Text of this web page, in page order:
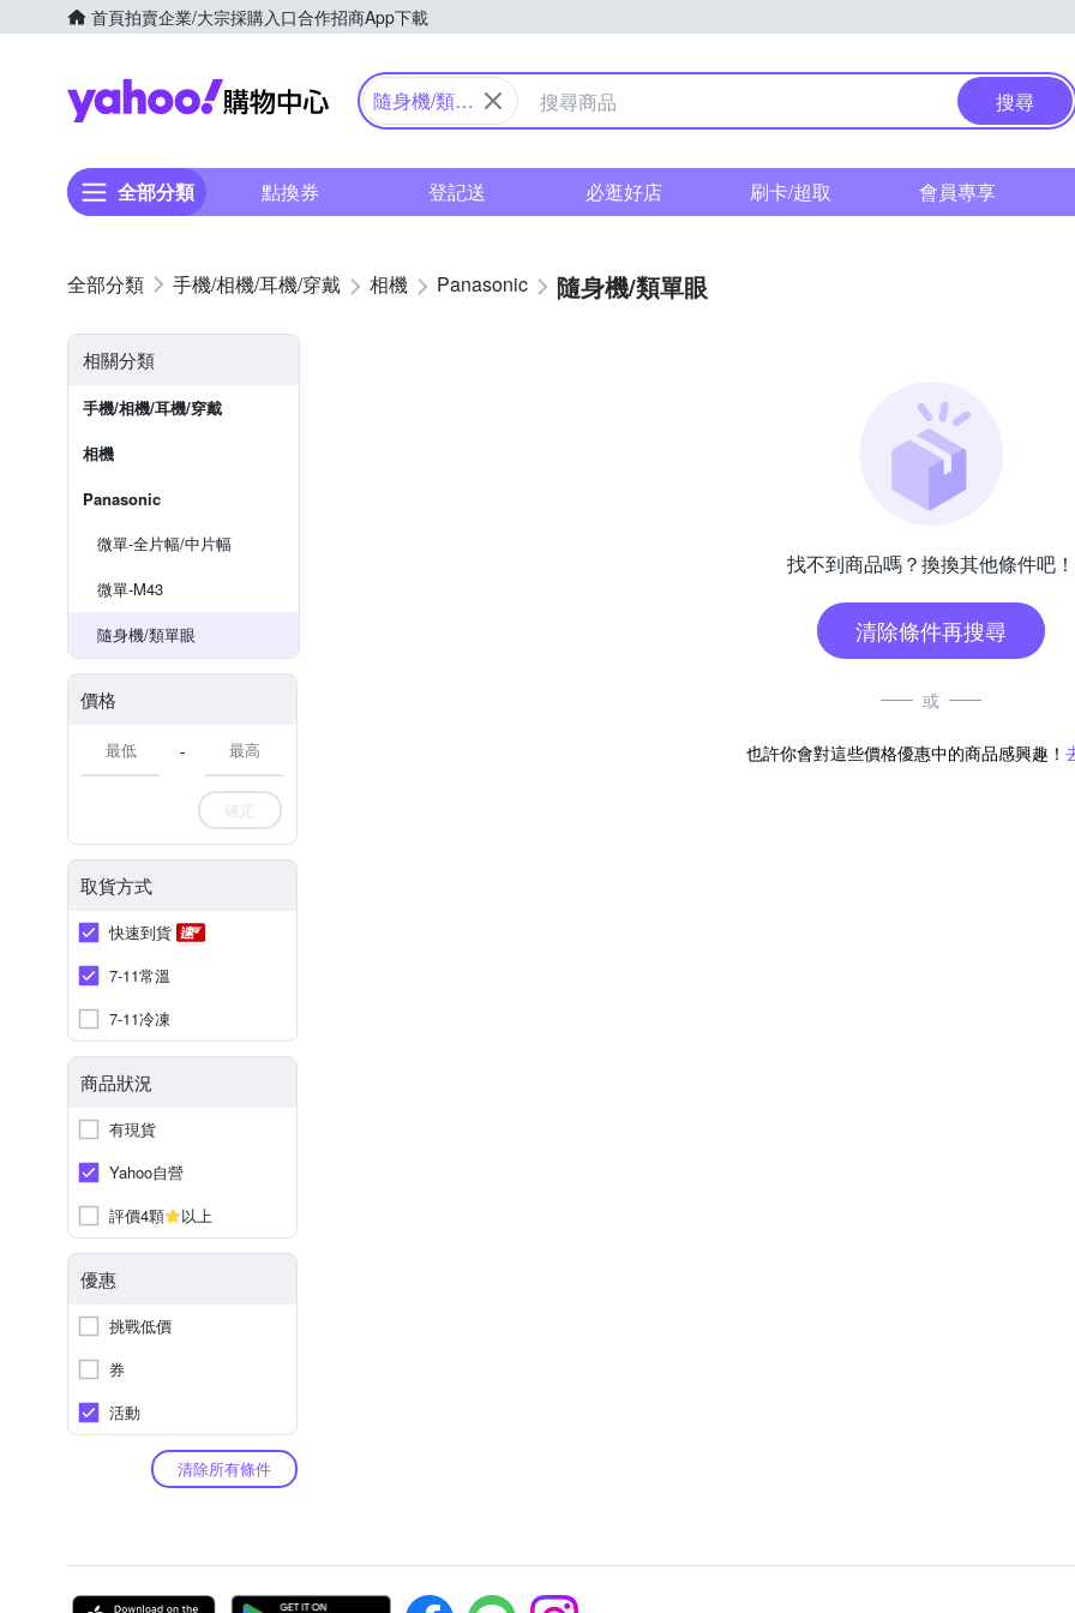
首頁拍賣企業/大宗採購入口合作招商App下載
Yahoo購物中心
隨身機/類單
搜尋
全部分類 點換券 登記送 必逛好店 刷卡/超取 會員專享
手機/相機/耳機/穿戴 相機 Panasonic 隨身機/類單眼
相關分類
手機/相機/耳機/穿戴
相機
Panasonic
微單-全片幅/中片幅
微單-M43
隨身機/類單眼
價格
-
確定
取貨方式
快速到貨
7-11常溫
7-11冷凍
商品狀況
有現貨
Yahoo自營
評價4顆
以上
優惠
挑戰低價
券
活動
清除所有條件
找不到商品嗎？換換其他條件吧！
清除條件再搜尋
或
也許你會對這些價格優惠中的商品感興趣！